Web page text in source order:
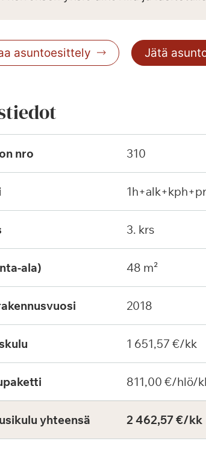
asuntoesittely Jätä
nro 310
3. krs
ala) 48 m²
2018
1 651,57 €/kk
811,00 €/hlö/
yhteensä 2 462,57 €/kk